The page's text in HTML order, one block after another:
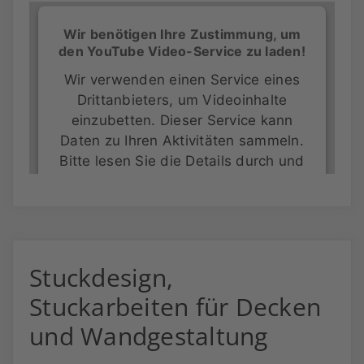
Wir benötigen Ihre Zustimmung, um
den YouTube Video-Service zu laden!
Wir verwenden einen Service eines
Drittanbieters, um Videoinhalte
einzubetten. Dieser Service kann
Daten zu Ihren Aktivitäten sammeln.
Bitte lesen Sie die Details durch und
Akzeptieren
powered byUsercentrics Consent
Management Platform
Stuckdesign,
Stuckarbeiten für Decken
und Wandgestaltung